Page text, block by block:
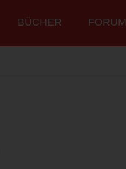
BÜCHER FORUM